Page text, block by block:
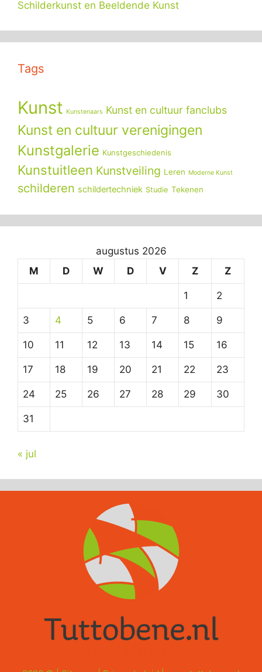
Schilderkunst en Beeldende Kunst
Tags
Kunst Kunstenaars Kunst en cultuur fanclubs
Kunst en cultuur verenigingen
Kunstgalerie Kunstgeschiedenis
Kunstuitleen Kunstveiling Leren Moderne Kunst
schilderen schildertechniek Studie Tekenen
augustus 2026
M
D W D V Z Z
1 2
3 4 5 6 7 8 9
10 11 12 13 14 15 16
17 18 19 20 21 22 23
24 25 26 27 28 29 30
31
« jul